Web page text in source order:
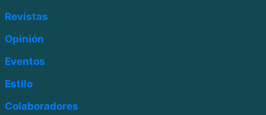
Revistas
Opinión
Eventos
Estilo
Colaboradores